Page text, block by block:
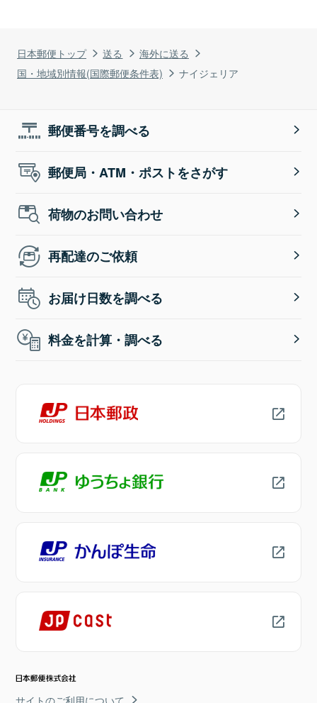
日本郵便トップ 送る
海外に送る
国・地域別情報(国際郵便条件表)
ナイジェリア
郵便番号を調べる
郵便局・ATM・ポストをさがす
荷物のお問い合わせ
再配達のご依頼
お届け日数を調べる
料金を計算・調べる
サイトのご利用について